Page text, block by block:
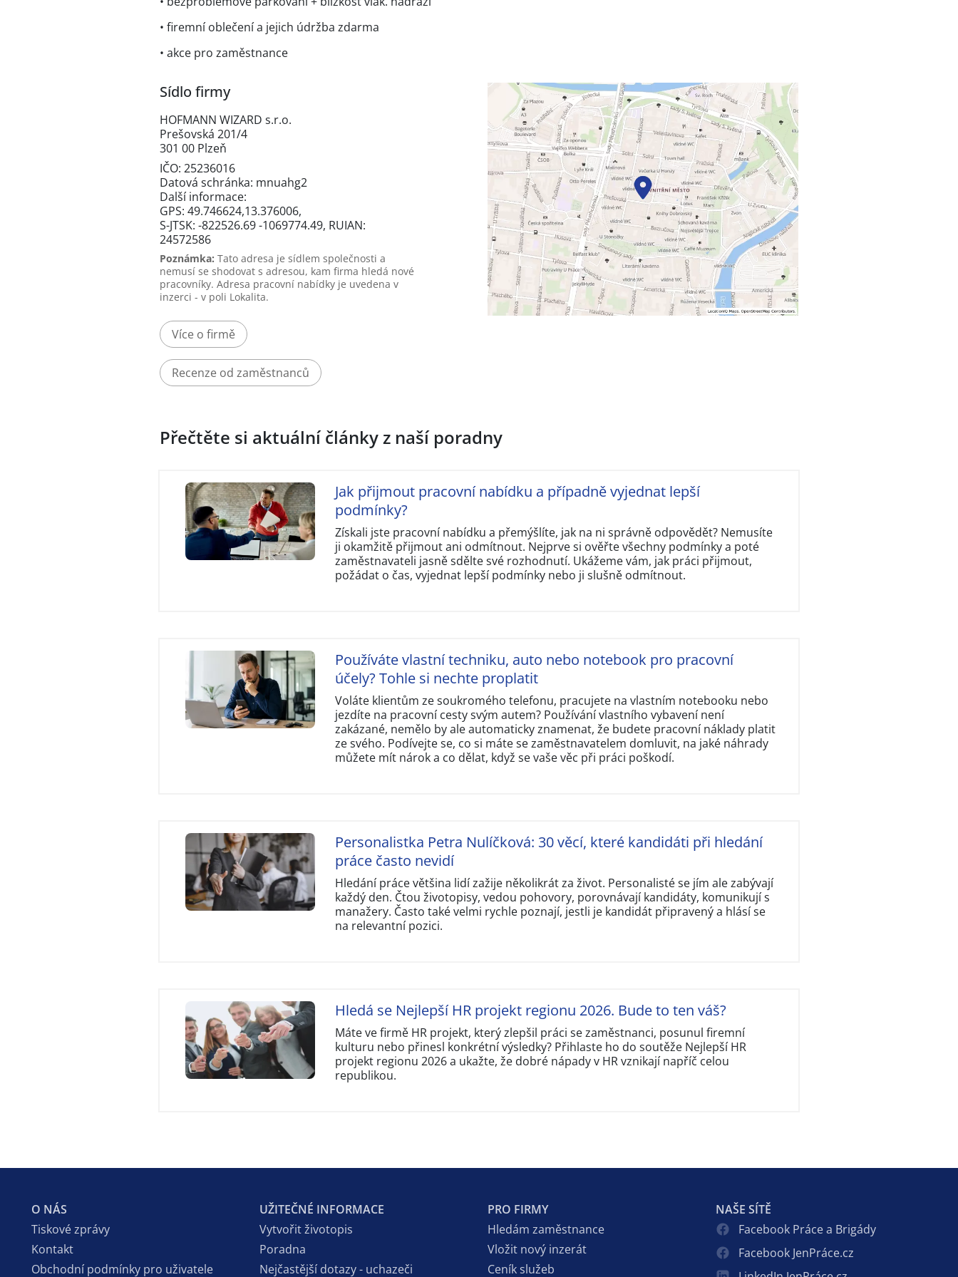
• firemní oblečení a jejich údržba zdarma
• akce pro zaměstnance
Sídlo firmy
HOFMANN WIZARD s.r.o.
Prešovská 201/4
301 00 Plzeň
IČO: 25236016
Datová schránka: mnuahg2
Další informace:
GPS: 49.746624,13.376006,
S-JTSK: -822526.69 -1069774.49, RUIAN:
24572586
Poznámka: Tato adresa je sídlem společnosti a
nemusí se shodovat s adresou, kam firma hledá nové
pracovníky. Adresa pracovní nabídky je uvedena v
inzerci - v poli Lokalita.
Více o firmě
Recenze od zaměstnanců
Přečtěte si aktuální články z naší poradny
Jak přijmout pracovní nabídku a případně vyjednat lepší
podmínky?
Získali jste pracovní nabídku a přemýšlíte, jak na ni správně odpovědět? Nemusíte
ji okamžitě přijmout ani odmítnout. Nejprve si ověřte všechny podmínky a poté
zaměstnavateli jasně sdělte své rozhodnutí. Ukážeme vám, jak práci přijmout,
požádat o čas, vyjednat lepší podmínky nebo ji slušně odmítnout.
Používáte vlastní techniku, auto nebo notebook pro pracovní
účely? Tohle si nechte proplatit
Voláte klientům ze soukromého telefonu, pracujete na vlastním notebooku nebo
jezdíte na pracovní cesty svým autem? Používání vlastního vybavení není
zakázané, nemělo by ale automaticky znamenat, že budete pracovní náklady platit
ze svého. Podívejte se, co si máte se zaměstnavatelem domluvit, na jaké náhrady
můžete mít nárok a co dělat, když se vaše věc při práci poškodí.
Personalistka Petra Nulíčková: 30 věcí, které kandidáti při hledání
práce často nevidí
Hledání práce většina lidí zažije několikrát za život. Personalisté se jím ale zabývají
každý den. Čtou životopisy, vedou pohovory, porovnávají kandidáty, komunikují s
manažery. Často také velmi rychle poznají, jestli je kandidát připravený a hlásí se
na relevantní pozici.
Hledá se Nejlepší HR projekt regionu 2026. Bude to ten váš?
Máte ve firmě HR projekt, který zlepšil práci se zaměstnanci, posunul firemní
kulturu nebo přinesl konkrétní výsledky? Přihlaste ho do soutěže Nejlepší HR
projekt regionu 2026 a ukažte, že dobré nápady v HR vznikají napříč celou
republikou.
O NÁS
Tiskové zprávy
Kontakt
Obchodní podmínky pro uživatele
UŽITEČNÉ INFORMACE
Vytvořit životopis
Poradna
Nejčastější dotazy - uchazeči
PRO FIRMY
Hledám zaměstnance
Vložit nový inzerát
Ceník služeb
NAŠE SÍTĚ
Facebook Práce a Brigády
Facebook JenPráce.cz